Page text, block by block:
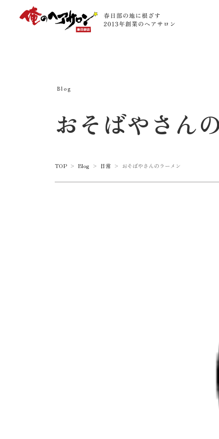
Blog
おそばやさん
TOP > Blog > 日常 > おそばやさんのラーメン